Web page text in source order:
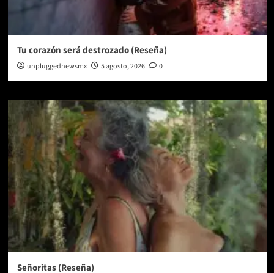
Tu corazón será destrozado (Reseña)
unpluggednewsmx 5 agosto, 2026 0
Señoritas (Reseña)